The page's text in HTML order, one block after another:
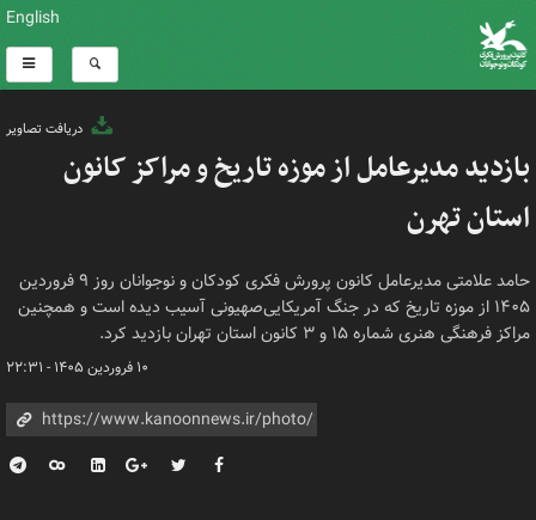
English
دریافت تصاویر
بازدید مدیرعامل از موزه تاریخ و مراکز کانون
استان تهرن
حامد علامتی مدیرعامل کانون پرورش فکری کودکان و نوجوانان روز ۹ فروردین
۱۴۰۵ از موزه تاریخ که در جنگ آمریکایی‌صهیونی آسیب دیده است و همچنین
مراکز فرهنگی هنری شماره ۱۵ و ۳ کانون استان تهران بازدید کرد.
۱۰ فروردین ۱۴۰۵ - ۲۲:۳۱